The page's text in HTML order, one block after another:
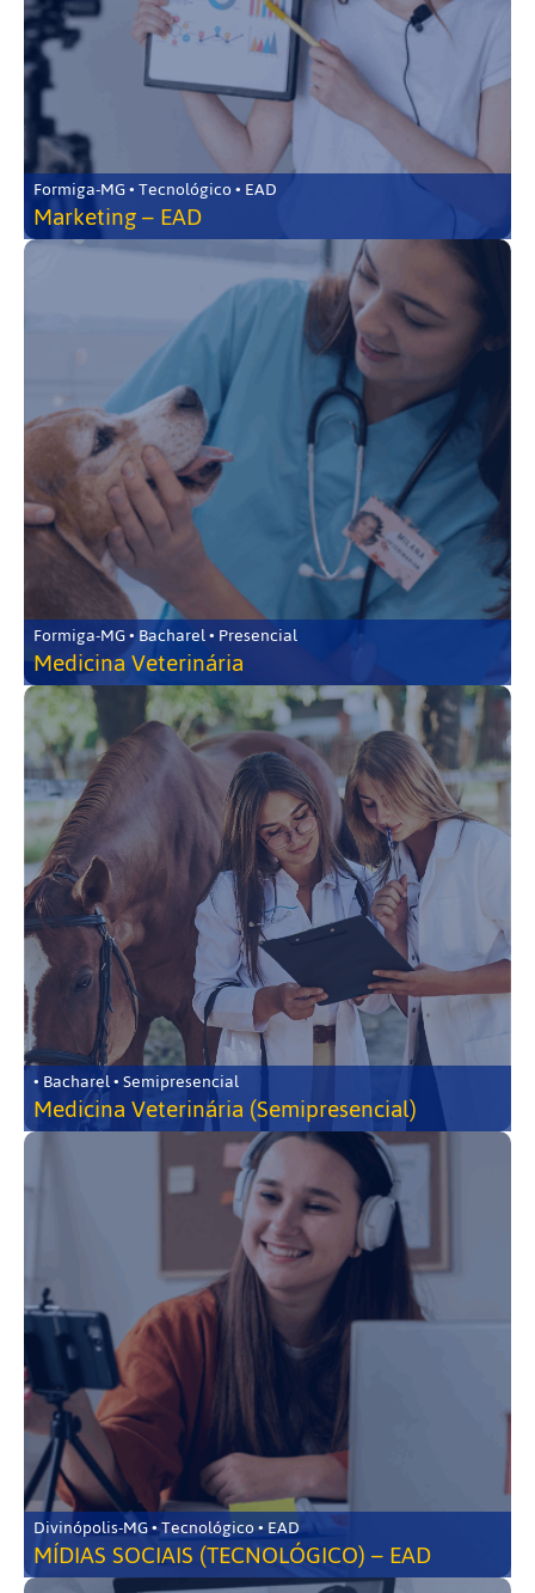
Formiga-MG • Tecnológico • EAD
Marketing – EAD
Formiga-MG • Bacharel • Presencial
Medicina Veterinária
• Bacharel • Semipresencial
Medicina Veterinária (Semipresencial)
Divinópolis-MG • Tecnológico • EAD
MÍDIAS SOCIAIS (TECNOLÓGICO) – EAD